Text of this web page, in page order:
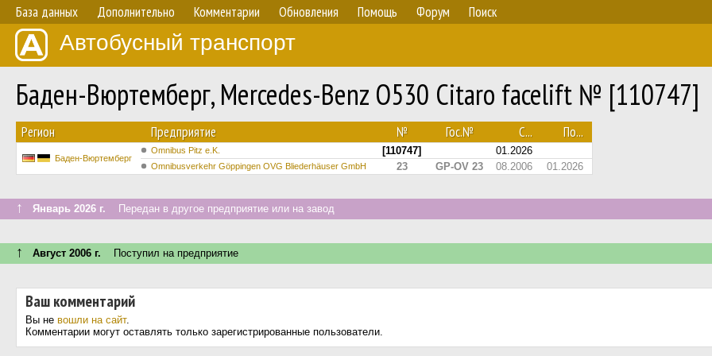
База данных Дополнительно Комментарии Обновления Помощь Форум Поиск
Автобусный транспорт
Баден-Вюртемберг, Mercedes-Benz O530 Citaro facelift № [110747]
Регион Предприятие № Гос.№ С... По...
Баден-Вюртемберг
Omnibus Pitz e.K. [110747] 01.2026
Omnibusverkehr Göppingen OVG Bliederhäuser GmbH 23 GP-OV 23 08.2006 01.2026
↑ Январь 2026 г. Передан в другое предприятие или на завод
↑ Август 2006 г. Поступил на предприятие
Ваш комментарий
Вы не вошли на сайт.
Комментарии могут оставлять только зарегистрированные пользователи.